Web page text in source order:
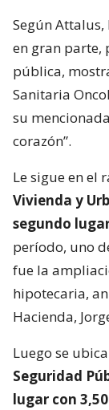
Según
en gran parte,
pública,
Sanitaria
su
corazón”.
Le sigue en el
Vivienda y
segundo
período, uno
fue la
hipotecaria,
Hacienda,
Luego se ubica
Seguridad
lugar con